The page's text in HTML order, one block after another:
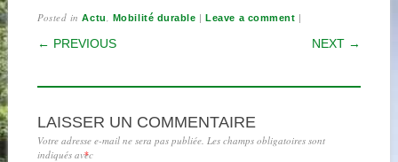
Posted inActu Mobilité durable |Leave a comment |
POST NAVIGATION
← PREVIOUS NEXT →
LAISSER UN COMMENTAIRE
Votre adresse e-mail ne sera pas publiée. Les champs obligatoires sont
indiqués avec
*